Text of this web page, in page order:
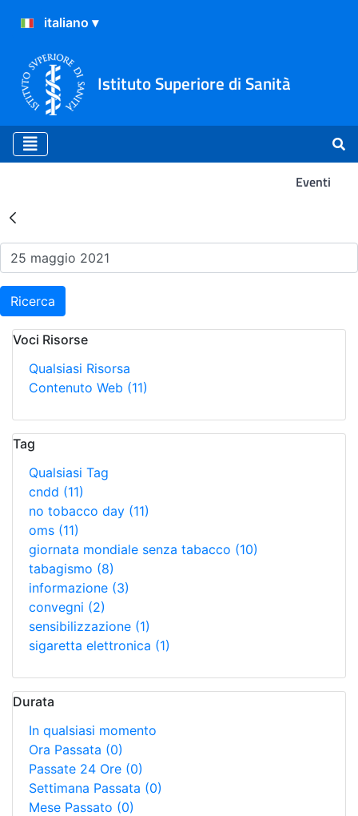
Istituto Superiore di Sanità
Eventi
Risultati della Ricerca -
Ricerca
Voci Risorse
Qualsiasi Risorsa
Contenuto Web (11)
Tag
Qualsiasi Tag
cndd (11)
no tobacco day (11)
oms (11)
giornata mondiale senza tabacco (10)
tabagismo (8)
informazione (3)
convegni (2)
sensibilizzazione (1)
sigaretta elettronica (1)
Durata
In qualsiasi momento
Ora Passata (0)
Passate 24 Ore (0)
Settimana Passata (0)
Mese Passato (0)